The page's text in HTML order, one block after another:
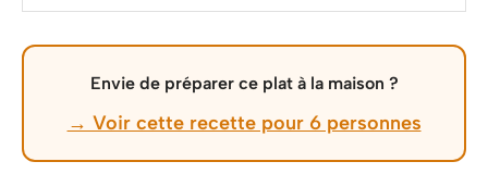
Envie de préparer ce plat à la maison ?
→ Voir cette recette pour 6 personnes